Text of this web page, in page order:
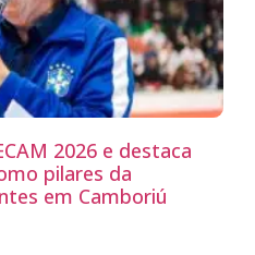
2026 e destaca
pilares da
em Camboriú